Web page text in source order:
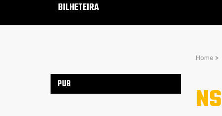
BILHETEIRA
Home >
PUB